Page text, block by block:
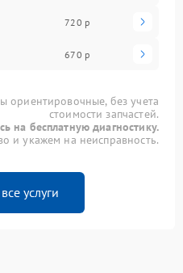
720 р
670 р
ориентировочные, без учета
стоимости запчастей.
на бесплатную диагностику.
и укажем на неисправность.
услуги